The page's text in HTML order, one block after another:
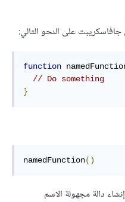
على النحو التالي:
function
// Do something
}
namedFunction()
دالة مجهولة الاسم